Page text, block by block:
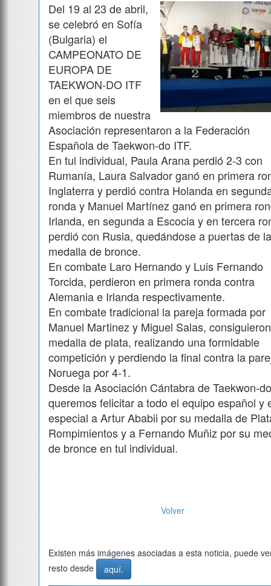
Del 19 al 23 de abril,
se celebró en Sofía
(Bulgaria) el
CAMPEONATO DE
EUROPA DE
TAEKWON-DO ITF
en el que seis
miembros de nuestra
Asociación representaron a la Federación
Española de Taekwon-do ITF.
En tul individual, Paula Arana perdió 2-3 con
Rumanía, Laura Salvador ganó en primera
Inglaterra y perdió contra Holanda en
ronda y Manuel Martínez ganó en primera
Irlanda, en segunda a Escocia y en tercera
perdió con Rusia, quedándose a puertas de la
medalla de bronce.
En combate Laro Hernando y Luis Fernando
Torcida, perdieron en primera ronda contra
Alemania e Irlanda respectivamente.
En combate tradicional la pareja formada por
Manuel Martinez y Miguel Salas, consiguieron
medalla de plata, realizando una formidable
competición y perdiendo la final contra la
Noruega por 4-1.
Desde la Asociación Cántabra de Taekwon-
queremos felicitar a todo el equipo español y
especial a Artur Ababii por su medalla de
Rompimientos y a Fernando Muñiz por su
de bronce en tul individual.
Volver
Existen más imágenes asociadas a esta noticia, puede
resto desde
aquí.